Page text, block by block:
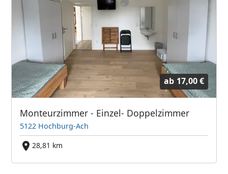
ab 17,00 €
Monteurzimmer - Einzel- Doppelzimmer
5122 Hochburg-Ach
28,81 km